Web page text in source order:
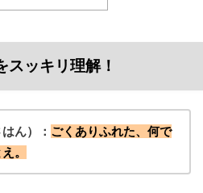
スッキリ理解！
ん）： ごくありふれた、何で
。